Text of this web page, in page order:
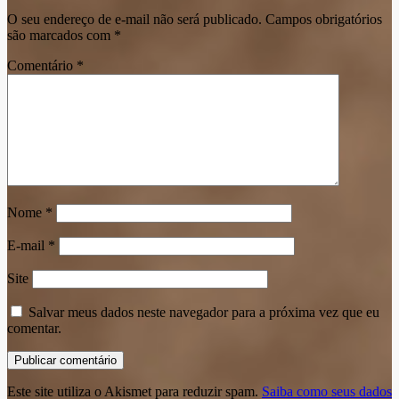
O seu endereço de e-mail não será publicado. Campos obrigatórios
são marcados com *
Comentário *
Nome *
E-mail *
Site
Salvar meus dados neste navegador para a próxima vez que eu
comentar.
Este site utiliza o Akismet para reduzir spam. Saiba como seus dados